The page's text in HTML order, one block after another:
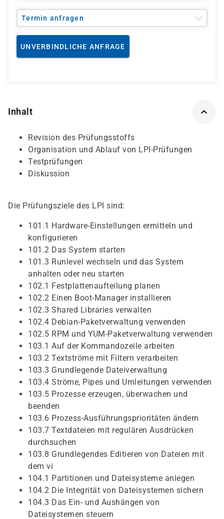
Termin anfragen
UNVERBINDLICHE ANFRAGE
Inhalt
Revision des Prüfungsstoffs
Organisation und Ablauf von LPI-Prüfungen
Testprüfungen
Diskussion
Die Prüfungsziele des LPI sind:
101.1 Hardware-Einstellungen ermitteln und
konfigurieren
101.2 Das System starten
101.3 Runlevel wechseln und das System
anhalten oder neu starten
102.1 Festplattenaufteilung planen
102.2 Einen Boot-Manager installieren
102.3 Shared Libraries verwalten
102.4 Debian-Paketverwaltung verwenden
102.5 RPM und YUM-Paketverwaltung verwenden
103.1 Auf der Kommandozeile arbeiten
103.2 Textströme mit Filtern verarbeiten
103.3 Grundlegende Dateiverwaltung
103.4 Ströme, Pipes und Umleitungen verwenden
103.5 Prozesse erzeugen, überwachen und
beenden
103.6 Prozess-Ausführungsprioritäten ändern
103.7 Textdateien mit regulären Ausdrücken
durchsuchen
103.8 Grundlegendes Editieren von Dateien mit
dem vi
104.1 Partitionen und Dateisysteme anlegen
104.2 Die Integrität von Dateisystemen sichern
104.3 Das Ein- und Aushängen von
Dateisystemen steuern